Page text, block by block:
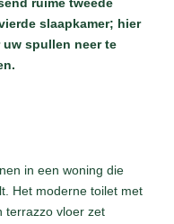
ruime tweede
slaapkamer; hier
spullen neer te
in een woning die
Het moderne toilet met
terrazzo vloer zet